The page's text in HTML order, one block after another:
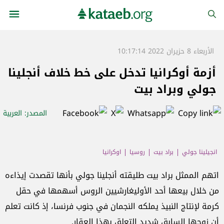
الأربعاء 8 حزيران 2022 10:17:14
أزمة أوكرانيا تدخل على خط خلاف أنجلينا
جولي وبراد بيت
المصدر: العربية
انجيلينا جولي براد بيت روسيا اوكرانيا
اتهم الممثل براد بيت طليقته أنجلينا جولي بأنها تقصدت إيذاءه
من خلال بيعها أحد الأوليغارشيين الروس أسهمها في حقل
كرمة لإنتاج النبيذ يملكه النجمان في جنوب فرنسا، إذ كانت تعلم